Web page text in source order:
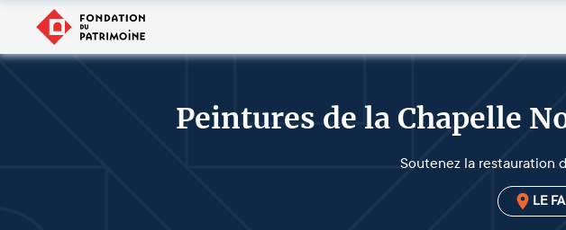
Peintures de la Chapelle
Soutenez la restauration
LE